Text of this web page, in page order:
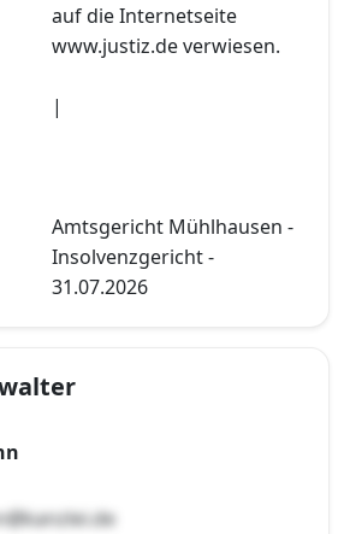
auf die Internetseite
www.justiz.de verwiesen.
|
Amtsgericht Mühlhausen -
Insolvenzgericht -
31.07.2026